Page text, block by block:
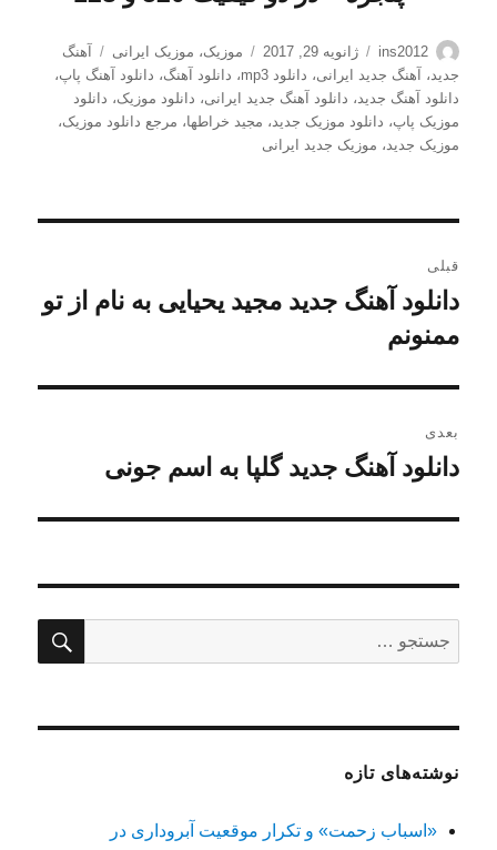
نویسنده
ins2012
ارسال
شده
در
ژانویه 29, 2017 دسته‌ها
موزیک، موزیک ایرانی برچسب‌ها
آهنگ
جدید، آهنگ جدید ایرانی، دانلود mp3 ، دانلود آهنگ، دانلود آهنگ پاپ،
دانلود آهنگ جدید، دانلود آهنگ جدید ایرانی، دانلود موزیک، دانلود
موزیک پاپ، دانلود موزیک جدید، مجید خراطها، مرجع دانلود موزیک،
موزیک جدید، موزیک جدید ایرانی
نوشته
قبلی
نوشته
قبلی:
دانلود آهنگ جدید مجید یحیایی به نام از تو
ممنونم
بعدی
نوشته
دانلود آهنگ جدید گلپا به اسم جونی
برای:
نوشته‌های تازه
«اسباب زحمت» و تکرار موقعیت آبروداری در